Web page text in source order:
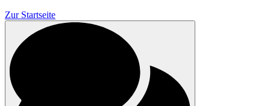
Zur Startseite